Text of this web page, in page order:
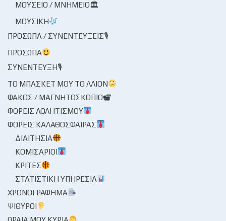
ΜΟΥΣΕΊΟ / ΜΝΗΜΕΊΟ🏛
ΜΟΥΣΙΚΉ
ΠΡΌΣΩΠΑ / ΣΥΝΕΝΤΕΎΞΕΙΣ🎙
ΠΡΌΣΩΠΑ
ΣΥΝΈΝΤΕΥΞΗ🎙
ΤΟ ΜΠΆΣΚΕΤ ΜΟΥ ΤΟ ΛΛΊΟΝ
ΦΑΚΌΣ / ΜΑΓΝΗΤΟΣΚΌΠΙΟ
ΦΟΡΕΊΣ ΑΘΛΗΤΙΣΜΟΎ
ΦΟΡΕΊΣ ΚΑΛΑΘΌΣΦΑΙΡΑΣ
ΔΙΑΙΤΗΣΊΑ
ΚΟΜΙΣΆΡΙΟΙ
ΚΡΙΤΈΣ
ΣΤΑΤΙΣΤΙΚΉ ΥΠΗΡΕΣΊΑ
ΧΡΟΝΟΓΡΆΦΗΜΑ
ΨΊΘΥΡΟΙ